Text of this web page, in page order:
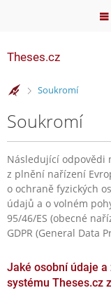
Theses.cz
>
Soukromí
Soukromí
Následující odpovědi
z plnění nařízení
o ochraně fyzických
údajů a o volném
95/46/ES (obecné
GDPR (General Data
Jaké osobní údaje
systému Theses.cz